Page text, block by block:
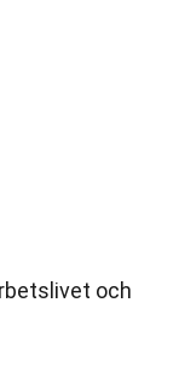
och